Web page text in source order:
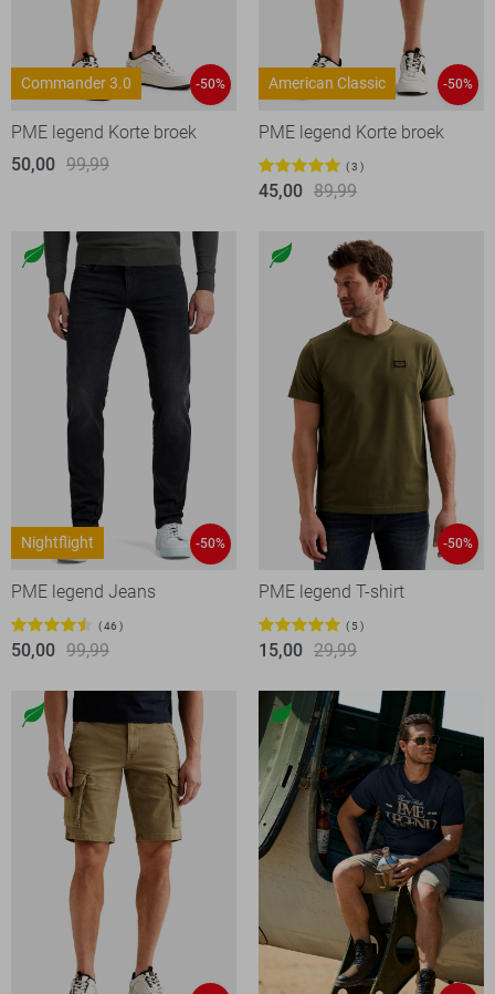
Commander 3.0 -50%
PME legend Korte broek
50,00 99,99
American Classic -50%
PME legend Korte broek
3
45,00 89,99
Nightflight -50%
PME legend Jeans
46
50,00 99,99
-50%
PME legend T-shirt
5
15,00 29,99